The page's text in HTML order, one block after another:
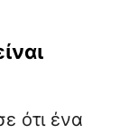
ότι ένα